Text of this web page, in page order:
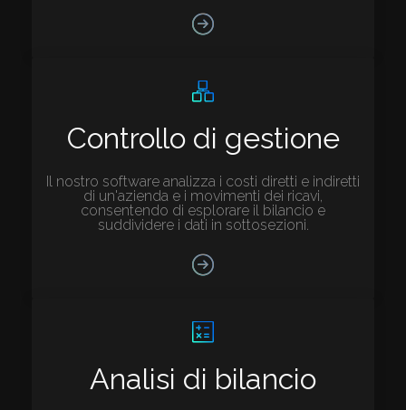
Controllo di gestione
Il nostro software analizza i costi diretti e indiretti
di un'azienda e i movimenti dei ricavi,
consentendo di esplorare il bilancio e
suddividere i dati in sottosezioni.
Analisi di bilancio